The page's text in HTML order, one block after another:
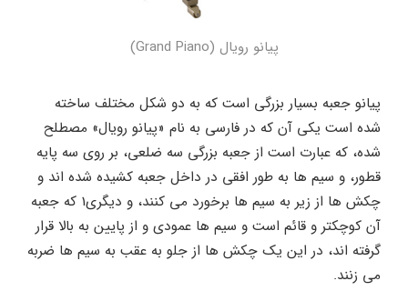
پیانو رویال (Grand Piano)
پیانو جعبه بسیار بزرگی است که به دو شکل مختلف ساخته
شده است یکی آن که در فارسی به نام «پیانو رویال» مصطلح
شده، که عبارت است از جعبه بزرگی سه ضلعی، بر روی سه پایه
قطور، و سیم ها به طور افقی در داخل جعبه کشیده شده اند و
چکش ها از زیر به سیم ها برخورد می کنند، و دیگری1 که جعبه
آن کوچکتر و قائم است و سیم ها عمودی و از پایین به بالا قرار
گرفته اند، در این یک چکش ها از جلو به عقب به سیم ها ضربه
می زنند.